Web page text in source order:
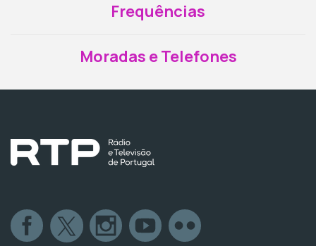
Frequências
Moradas e Telefones